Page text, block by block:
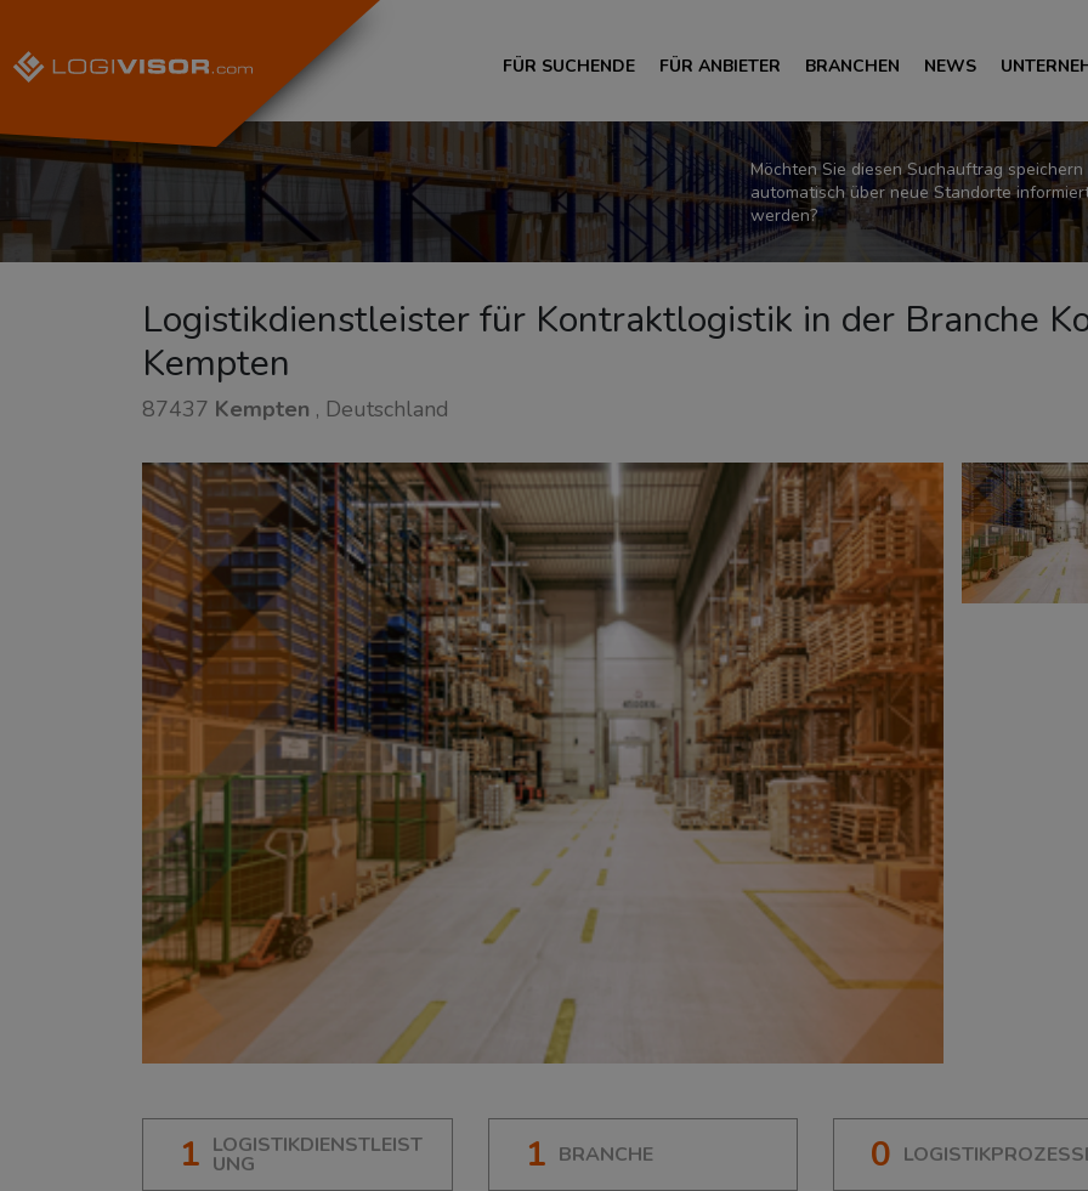
FÜR SUCHENDE FÜR ANBIETER BRANCHEN NEWS
Möchten Sie diesen Suchauftrag speichern
automatisch über neue Standorte
werden?
Logistikdienstleister für Kontraktlogistik in der Branche
Kempten
87437 Kempten , Deutschland
1 LOGISTIKDIENSTLEIST
UNG 1 BRANCHE 0